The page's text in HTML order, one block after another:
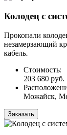
Колодец с
Прокопали
незамерзающий
кабель.
Стоимость:
203 680 руб.
Можайск,
Заказать